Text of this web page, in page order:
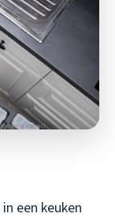
een keuken